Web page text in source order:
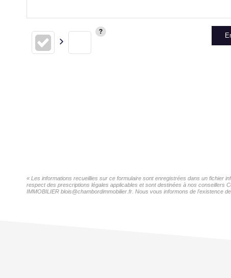
« Les informations recueillies sur ce formulaire sont enregistrées dans un fichier
respect des prescriptions légales applicables et sont destinées à nos conseillers
IMMOBILIER blois@chambordimmobilier.fr. Nous vous informons de l'existence